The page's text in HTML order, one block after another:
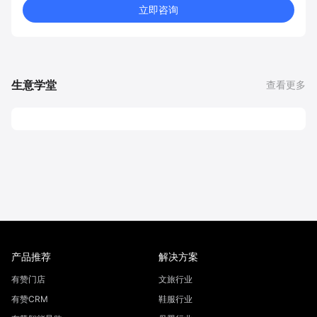
立即咨询
生意学堂 查看更多
产品推荐
有赞门店
有赞CRM
解决方案
文旅行业
鞋服行业